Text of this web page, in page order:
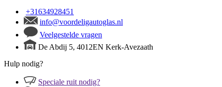
+31634928451
info@voordeligautoglas.nl
Veelgestelde vragen
De Abdij 5, 4012EN Kerk-Avezaath
Hulp nodig?
Speciale ruit nodig?